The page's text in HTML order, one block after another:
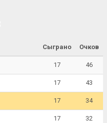
Сыграно Очков
17 46
17 43
17 34
17 32